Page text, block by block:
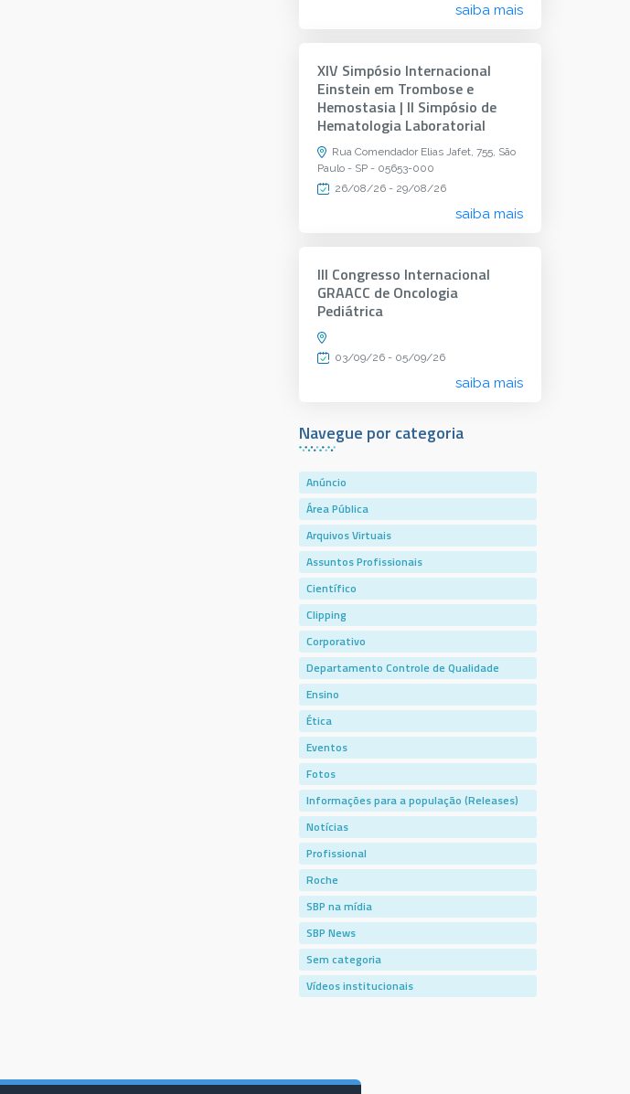
Navegue por categoria
Anúncio
Área Pública
Arquivos Virtuais
Assuntos Profissionais
Científico
Clipping
Corporativo
Departamento Controle de Qualidade
Ensino
Ética
Eventos
Fotos
Informações para a população (Releases)
Notícias
Profissional
Roche
SBP na mídia
SBP News
Sem categoria
Vídeos institucionais
saiba mais
XIV Simpósio Internacional
Einstein em Trombose e
Hemostasia | II Simpósio de
Hematologia Laboratorial
Rua Comendador Elias Jafet, 755, São
Paulo - SP - 05653-000
26/08/26 - 29/08/26
saiba mais
III Congresso Internacional
GRAACC de Oncologia
Pediátrica
03/09/26 - 05/09/26
saiba mais